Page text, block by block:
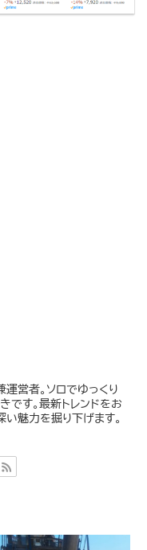
運営者。ソロでゆっくり
です。最新トレンドをお
い魅力を掘り下げます。